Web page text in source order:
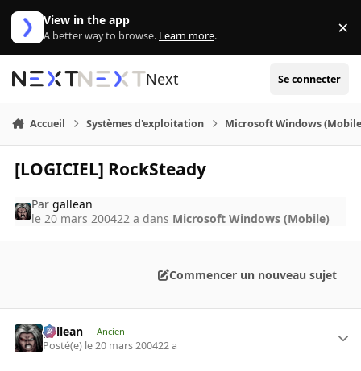
Aller au contenu
View in the app
A better way to browse. Learn more. ×
Next Se connecter
Accueil Systèmes d'exploitation Microsoft Windows
[LOGICIEL] RockSteady
Pargallean
le 20 mars 200422 a dans Microsoft Windows (Mobile)
Commencer un nouveau sujet
gallean Ancien
Posté(e) le 20 mars 200422 a